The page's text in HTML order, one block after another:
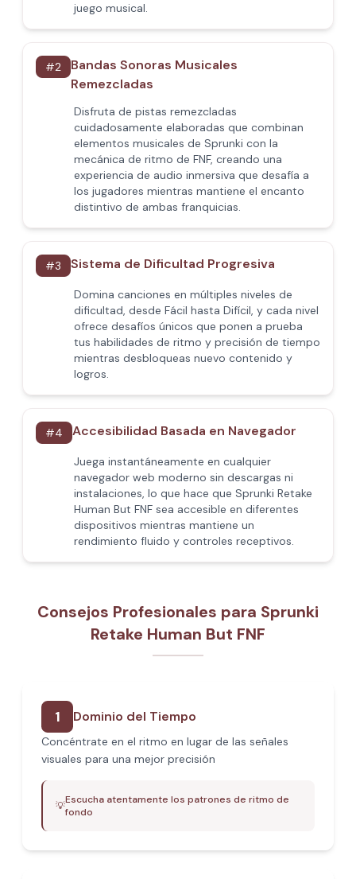
juego musical.
#2
Bandas Sonoras Musicales
Remezcladas
Disfruta de pistas remezcladas
cuidadosamente elaboradas que combinan
elementos musicales de Sprunki con la
mecánica de ritmo de FNF, creando una
experiencia de audio inmersiva que desafía a
los jugadores mientras mantiene el encanto
distintivo de ambas franquicias.
#3 Sistema de Dificultad Progresiva
Domina canciones en múltiples niveles de
dificultad, desde Fácil hasta Difícil, y cada nivel
ofrece desafíos únicos que ponen a prueba
tus habilidades de ritmo y precisión de tiempo
mientras desbloqueas nuevo contenido y
logros.
#4 Accesibilidad Basada en Navegador
Juega instantáneamente en cualquier
navegador web moderno sin descargas ni
instalaciones, lo que hace que Sprunki Retake
Human But FNF sea accesible en diferentes
dispositivos mientras mantiene un
rendimiento fluido y controles receptivos.
Consejos Profesionales para Sprunki
Retake Human But FNF
1 Dominio del Tiempo
Concéntrate en el ritmo en lugar de las señales
visuales para una mejor precisión
💡Escucha atentamente los patrones de ritmo de
fondo